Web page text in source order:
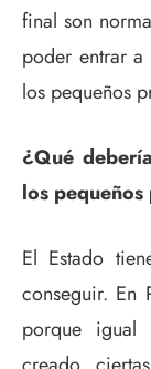
final son
poder entrar
los pequeños
¿Qué
los
El Estado
conseguir. En
porque igual